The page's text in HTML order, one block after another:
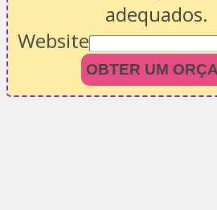
adequados.
Website
OBTER UM